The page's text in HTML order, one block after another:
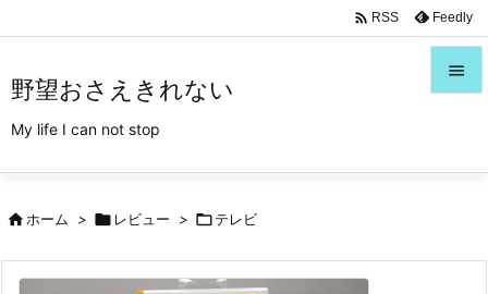
野望おさえきれない
My life I can not stop


 RSS Feedly
ホーム >  レビュー > テレビ